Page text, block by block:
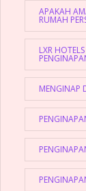
APAKAH
RUMAH
LXR
MENGINAP